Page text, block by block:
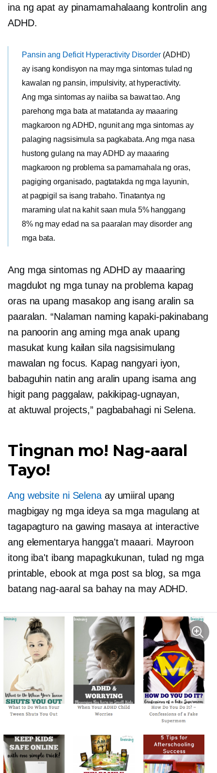
ina ng apat ay pinamamahalaang kontrolin ang
ADHD.
Pansin ang Deficit Hyperactivity Disorder(ADHD)
ay isang kondisyon na may mga sintomas tulad ng
kawalan ng pansin, impulsivity, at hyperactivity.
Ang mga sintomas ay naiiba sa bawat tao. Ang
parehong mga bata at matatanda ay maaaring
magkaroon ng ADHD, ngunit ang mga sintomas ay
palaging nagsisimula sa pagkabata. Ang mga nasa
hustong gulang na may ADHD ay maaaring
magkaroon ng problema sa pamamahala ng oras,
pagiging organisado, pagtatakda ng mga layunin,
at pagpigil sa isang trabaho. Tinatantya ng
maraming ulat na kahit saan mula 5% hanggang
8% ng may edad na sa paaralan may disorder ang
mga bata.
Ang mga sintomas ng ADHD ay maaaring
magdulot ng mga tunay na problema kapag
oras na upang masakop ang isang aralin sa
paaralan. “Nalaman naming kapaki-pakinabang
na panoorin ang aming mga anak upang
masukat kung kailan sila nagsisimulang
mawalan ng focus. Kapag nangyari iyon,
babaguhin natin ang aralin upang isama ang
higit pang paggalaw, pakikipag-ugnayan,
at aktuwal projects,” pagbabahagi ni Selena.
Tingnan mo! Nag-aaral
Tayo!
Ang website ni Selenaay umiiral upang
magbigay ng mga ideya sa mga magulang at
tagapagturo na gawing masaya at interactive
ang elementarya hangga't maaari. Mayroon
itong iba't ibang mapagkukunan, tulad ng mga
printable, ebook at mga post sa blog, sa mga
batang nag-aaral sa bahay na may ADHD.